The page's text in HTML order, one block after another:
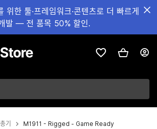
위한 툴·프레임워크·콘텐츠로 더 빠르게
발 — 전 품목 50% 할인.
총기 M1911 - Rigged - Game Ready